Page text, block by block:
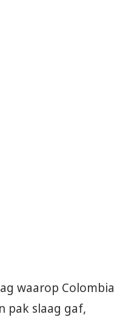
waarop Colombia
pak slaag gaf,